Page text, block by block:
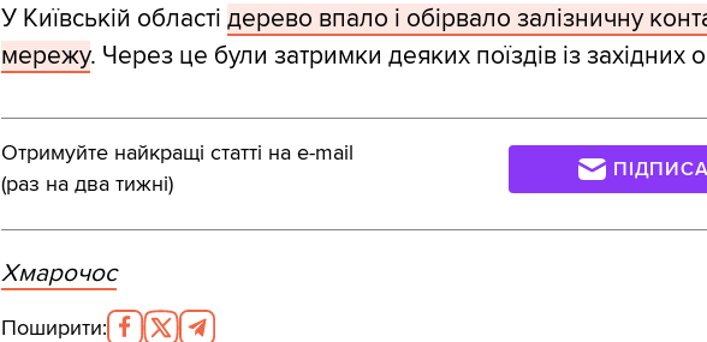
У Київській області дерево впало і обірвало залізничну
мережу. Через це були затримки деяких поїздів із західних
Отримуйте найкращі статті на e-mail
(раз на два тижні)
Хмарочос
Поширити: